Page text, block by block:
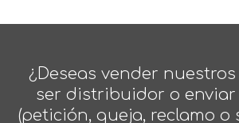
¿Deseas vender
ser distribuidor o enviar
(petición, queja, reclamo o